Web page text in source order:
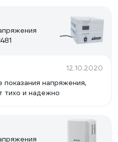
12.10.2020
напряжения,
тихо и надежно